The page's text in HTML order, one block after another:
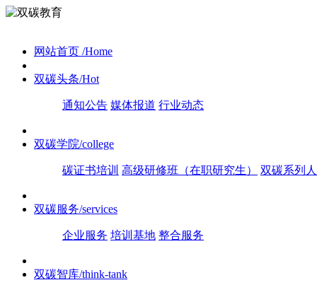
网站首页 /Home
双碳头条/Hot
通知公告 媒体报道 行业动态
双碳学院/college
碳证书培训 高级研修班（在职研究生） 双碳系列
双碳服务/services
企业服务 培训基地 整合服务
双碳智库/think-tank